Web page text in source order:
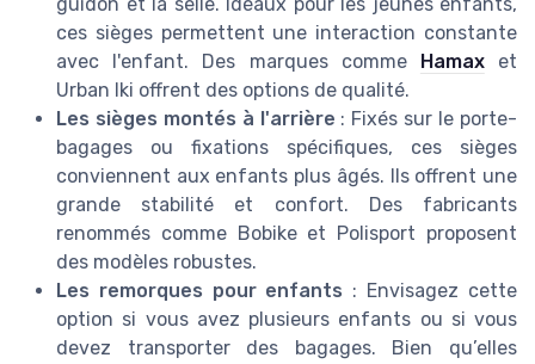
ces sièges permettent une interaction constante
avec l'enfant. Des marques comme
Hamaxet
Urban Iki offrent des options de qualité.
Les sièges montés à l'arrière : Fixés sur le porte-
bagages ou fixations spécifiques, ces sièges
conviennent aux enfants plus âgés. Ils offrent une
grande stabilité et confort. Des fabricants
renommés comme Bobike et Polisport proposent
des modèles robustes.
Les remorques pour enfants : Envisagez cette
option si vous avez plusieurs enfants ou si vous
devez transporter des bagages. Bien qu’elles